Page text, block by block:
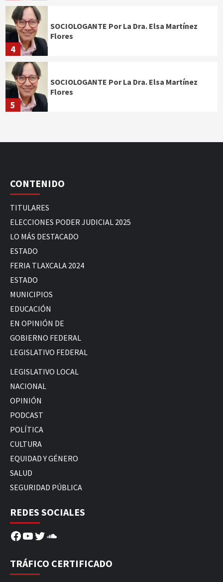
4
SOCIOLOGANTE Por La Dra. Elsa Martínez
Flores
5
SOCIOLOGANTE Por La Dra. Elsa Martínez
Flores
CONTENIDO
TITULARES
ELECCIONES PODER JUDICIAL 2025
LO MÁS DESTACADO
ESTADO
FERIA TLAXCALA 2024
ESTADO
MUNICIPIOS
EDUCACIÓN
EN OPINIÓN DE
GOBIERNO FEDERAL
LEGISLATIVO FEDERAL
LEGISLATIVO LOCAL
NACIONAL
OPINIÓN
PODCAST
POLÍTICA
CULTURA
EQUIDAD Y GÉNERO
SALUD
SEGURIDAD PÚBLICA
REDES SOCIALES
Facebook
YouTube
Twitter
SoundCloud
TRÁFICO CERTIFICADO